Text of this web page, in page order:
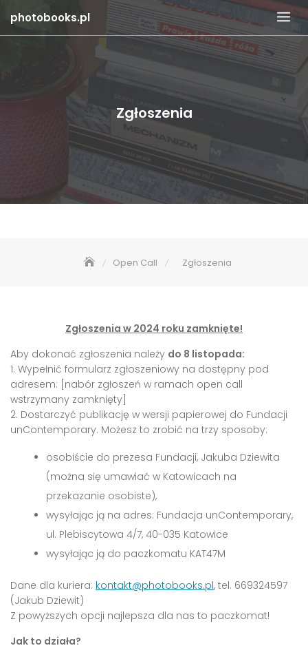
content
photobooks.pl
Zgłoszenia
Open Call Zgłoszenia
Zgłoszenia w 2024 roku zamknięte!
Aby dokonać zgłoszenia należy do 8 listopada:
1. Wypełnić formularz zgłoszeniowy na dostępny pod
adresem: [nabór zgłoszeń w ramach open call
wstrzymany zamknięty]
2. Dostarczyć publikację w wersji papierowej do Fundacji
unContemporary. Możesz to zrobić na trzy sposoby:
osobiście do prezesa Fundacji, Jakuba Dziewita
(można się umawiać w Katowicach na
przekazanie osobiste),
wysyłając ją na adres: Fundacja unContemporary,
ul. Plebiscytowa 4/7, 40-035 Katowice
wysyłając ją do paczkomatu KAT47M
Dane dla kuriera: kontakt@photobooks.pl, tel. 669324597
(Jakub Dziewit)
Z powyższych opcji najlepsza dla nas to paczkomat!
Jak to działa?